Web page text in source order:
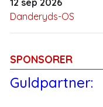
Danderyds-OS
SPONSORER
Guldpartner: